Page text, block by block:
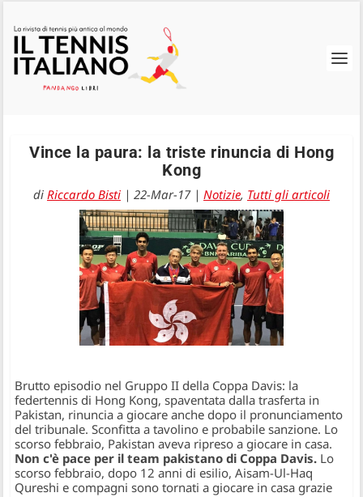
Vince la paura: la triste rinuncia di Hong
Kong
di Riccardo Bisti | 22-Mar-17| Notizie, Tutti gli articoli
Brutto episodio nel Gruppo II della Coppa Davis: la
federtennis di Hong Kong, spaventata dalla trasferta in
Pakistan, rinuncia a giocare anche dopo il pronunciamento
del tribunale. Sconfitta a tavolino e probabile sanzione. Lo
scorso febbraio, Pakistan aveva ripreso a giocare in casa.
Non c'è pace per il team pakistano di Coppa Davis. Lo
scorso febbraio, dopo 12 anni di esilio, Aisam-Ul-Haq
Qureshi e compagni sono tornati a giocare in casa grazie